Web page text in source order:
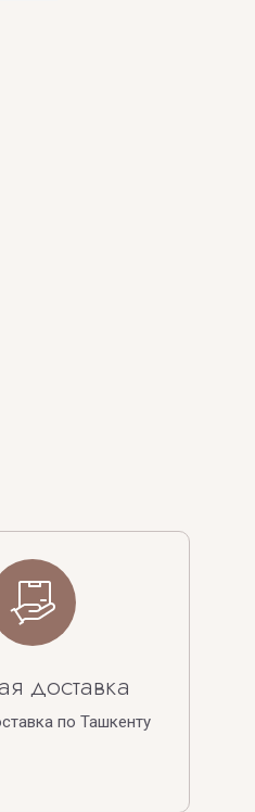
доставка
по Ташкенту